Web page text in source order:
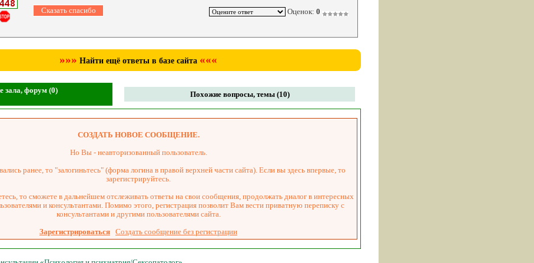
Оценок: 0
»»» Найти ещё ответы в базе сайта «««
зала, форум (0) Похожие вопросы, темы (10)
СОЗДАТЬ НОВОЕ СООБЩЕНИЕ.
Но Вы - неавторизованный пользователь.
ранее, то "залогиньтесь" (форма логина в правой верхней части сайта). Если вы здесь впервые, то
зарегистрируйтесь.
то сможете в дальнейшем отслеживать ответы на свои сообщения, продолжать диалог в интересных
и консультантами. Помимо этого, регистрация позволит Вам вести приватную переписку с
консультантами и другими пользователями сайта.
Зарегистрироваться Создать сообщение без регистрации